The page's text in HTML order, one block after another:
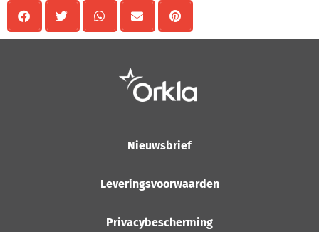
Nieuwsbrief
Leveringsvoorwaarden
Privacybescherming